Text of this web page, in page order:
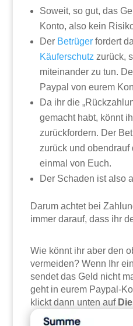
Soweit, so gut, das
Konto, also kein
Der Betrüger fordert
Käuferschutz zurück,
miteinander zu tun.
Paypal von eurem
Da ihr die
gemacht habt, könnt
zurückfordern. Der
zurück und
einmal von Euch.
Der Schaden ist also
Darum achtet bei
immer darauf, dass ihr
Wie könnt ihr aber den
vermeiden? Wenn Ihr
sendet das Geld nicht
geht in eurem Paypal-
klickt dann unten auf